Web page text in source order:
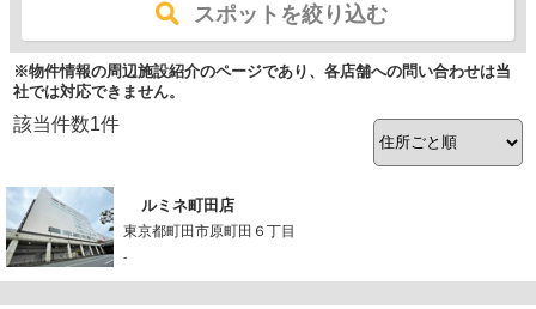
スポットを絞り込む
※物件情報の周辺施設紹介のページであり、各店舗への問い合わせは当
社では対応できません。
該当件数1件
ルミネ町田店
東京都町田市原町田６丁目
-